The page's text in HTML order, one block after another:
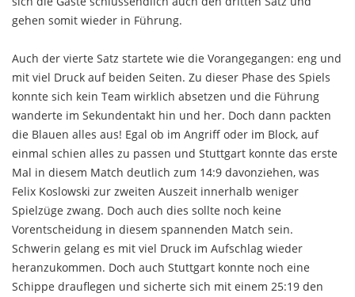
gehen somit wieder in Führung.
Auch der vierte Satz startete wie die Vorangegangen: eng und
mit viel Druck auf beiden Seiten. Zu dieser Phase des Spiels
konnte sich kein Team wirklich absetzen und die Führung
wanderte im Sekundentakt hin und her. Doch dann packten
die Blauen alles aus! Egal ob im Angriff oder im Block, auf
einmal schien alles zu passen und Stuttgart konnte das erste
Mal in diesem Match deutlich zum 14:9 davonziehen, was
Felix Koslowski zur zweiten Auszeit innerhalb weniger
Spielzüge zwang. Doch auch dies sollte noch keine
Vorentscheidung in diesem spannenden Match sein.
Schwerin gelang es mit viel Druck im Aufschlag wieder
heranzukommen. Doch auch Stuttgart konnte noch eine
Schippe drauflegen und sicherte sich mit einem 25:19 den